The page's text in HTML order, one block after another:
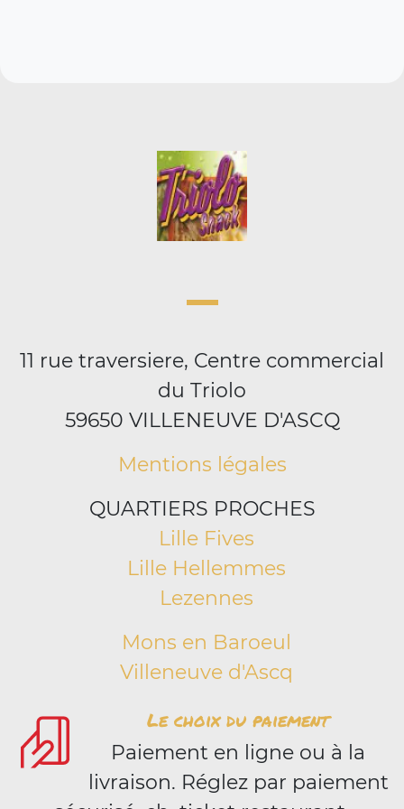
11 rue traversiere, Centre commercial
du Triolo
59650 VILLENEUVE D'ASCQ
Mentions légales
QUARTIERS PROCHES
Lille Fives
Lille Hellemmes
Lezennes
Mons en Baroeul
Villeneuve d'Ascq
Le choix du paiement
Paiement en ligne ou à la
livraison. Réglez par paiement